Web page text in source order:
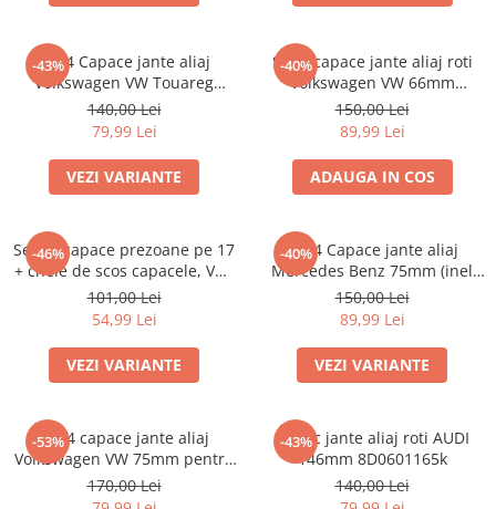
-43%
Set 4 Capace jante aliaj
Volkswagen VW Touareg
7L6601149
140,00 Lei
79,99 Lei
VEZI VARIANTE
-40%
Set 4 capace jante aliaj roti
Volkswagen VW 66mm
5G0601171
150,00 Lei
89,99 Lei
ADAUGA IN COS
-46%
Set 20 capace prezoane pe 17
+ cheie de scos capacele, VW/
Audi /Skoda
101,00 Lei
54,99 Lei
VEZI VARIANTE
-40%
set 4 Capace jante aliaj
Mercedes Benz 75mm (inel
prindere)
150,00 Lei
89,99 Lei
VEZI VARIANTE
-53%
Set 4 capace jante aliaj
Volkswagen VW 75mm pentru
jante originale Mercedes
A1714000025
170,00 Lei
-43%
Capac jante aliaj roti AUDI
146mm 8D0601165k
140,00 Lei